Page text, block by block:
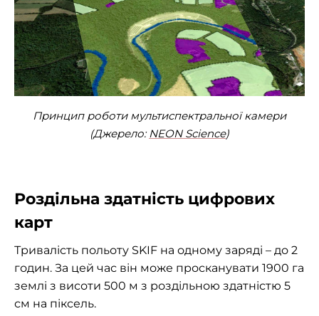
Принцип роботи мультиспектральної камери
(Джерело: NEON Science)
Роздільна здатність цифрових
карт
Тривалість польоту SKIF на одному заряді – до 2
годин. За цей час він може просканувати 1900 га
землі з висоти 500 м з роздільною здатністю 5
см на піксель.